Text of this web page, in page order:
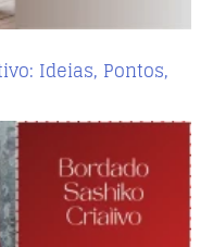
Ideias, Pontos,